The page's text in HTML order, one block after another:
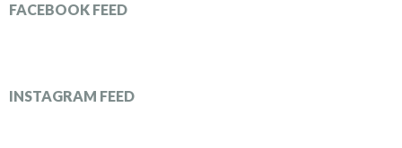
FACEBOOK FEED
INSTAGRAM FEED